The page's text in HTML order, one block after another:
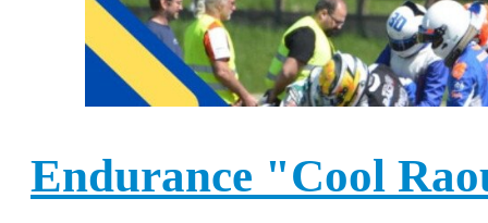
Endurance "Cool